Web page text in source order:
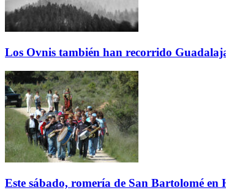
Los Ovnis también han recorrido
Este sábado, romería de San Bartolomé en